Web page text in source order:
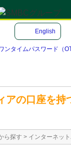
English
ンタイムパスワード（
アの口座を
ら探す > インターネッ